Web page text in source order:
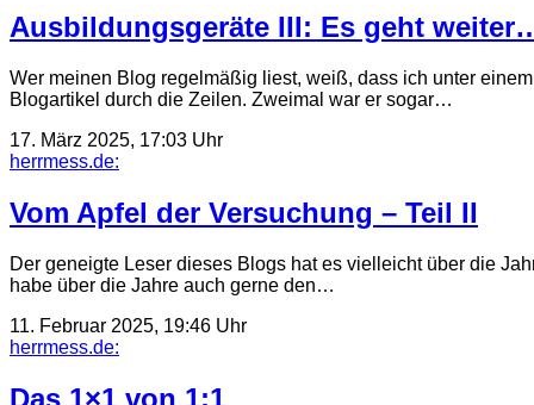
Ausbildungsgeräte III: Es geht
Wer meinen Blog regelmäßig liest, weiß, dass ich unter
Blogartikel durch die Zeilen. Zweimal war er sogar…
17. März 2025, 17:03 Uhr
herrmess.de:
Vom Apfel der Versuchung – Teil II
Der geneigte Leser dieses Blogs hat es vielleicht über die
habe über die Jahre auch gerne den…
11. Februar 2025, 19:46 Uhr
herrmess.de:
Das 1×1 von 1:1